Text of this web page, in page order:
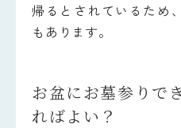
帰るとされているため
もあります。
お盆にお墓参りで
ればよい？